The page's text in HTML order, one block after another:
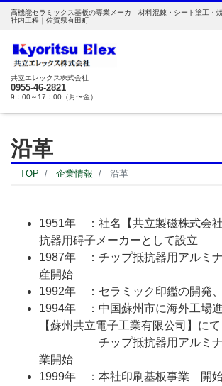
高機能セラミックス基板の専業メーカ 材料混錬・シート塗工・
社内工程｜佐賀県有田町
共立エレックス株式会社
0955-46-2821
9：00～17：00（月〜金）
沿革
TOP 企業情報 沿革
1951年 ：社名【共立製磁株式会
抗器用碍子メーカーとして設立
1987年 ：チップ抵抗器用アルミ
産開始
1992年 ：セラミック印鑑の開発
1994年 ：中国蘇州市に海外工場
【蘇州共立電子工業有限公司】にて
チップ抵抗器用アルミナ基
業開始
1999年 ：本社印刷基板事業 開